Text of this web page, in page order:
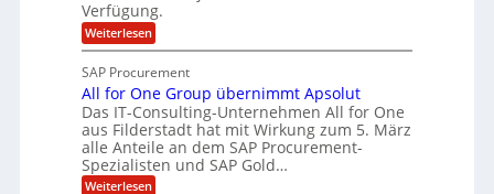
h
e
f
b
e
i
I
F
S
S
p
e
z
i
a
l
i
s
p
p
n
e
n
n
t
Verfügung.
Weiterlesen:
O
-
S
e
c
u
r
i
t
SAP Procurement
All for One Group übernimmt Apsolut
Das IT-Consulting-Unternehmen All for One
aus Filderstadt hat mit Wirkung zum 5. März
alle Anteile an dem SAP Procurement-
Spezialisten und SAP Gold…
Weiterlesen: